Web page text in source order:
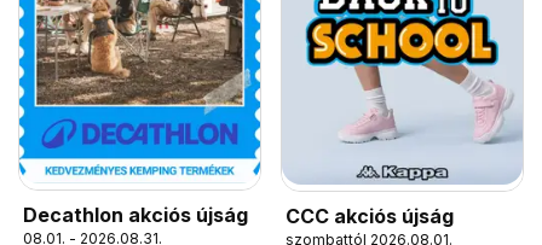
Decathlon akciós újság
08.01. - 2026.08.31.
CCC akciós újság
szombattól 2026.08.01.